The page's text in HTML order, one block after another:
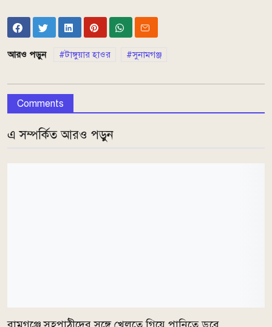
আরও পড়ুন টাঙ্গুয়ার হাওর সুনামগঞ্জ
Comments
এ সম্পর্কিত আরও পড়ুন